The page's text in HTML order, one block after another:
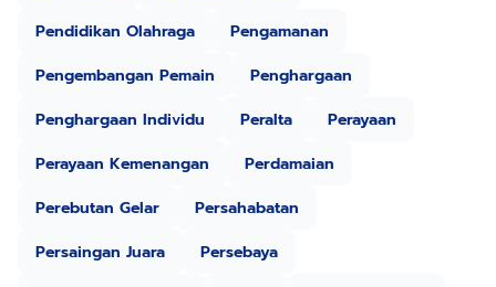
Pendidikan Olahraga
Pengamanan
Pengembangan Pemain
Penghargaan
Penghargaan Individu
Peralta
Perayaan
Perayaan Kemenangan
Perdamaian
Perebutan Gelar
Persahabatan
Persaingan Juara
Persebaya